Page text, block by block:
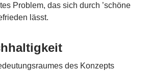
Problem, das sich durch ’schöne
lässt.
des Konzepts